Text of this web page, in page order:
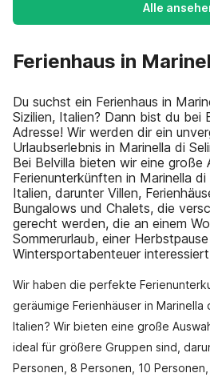
Alle
Ferienhaus in
Du suchst ein Ferienhaus in
Sizilien, Italien? Dann bist du bei
Adresse! Wir werden dir ein
Urlaubserlebnis in Marinella di
Bei Belvilla bieten wir eine große
Ferienunterkünften in Marinella di
Italien, darunter Villen,
Bungalows und Chalets, die
gerecht werden, die an einem
Sommerurlaub, einer
Wintersportabenteuer
Wir haben die perfekte
geräumige Ferienhäuser in Marinella
Italien? Wir bieten eine große
ideal für größere Gruppen sind,
Personen, 8 Personen, 10